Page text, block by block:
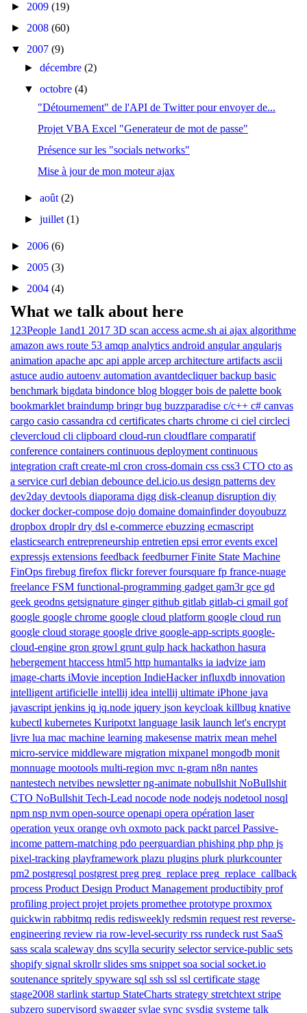
► 2009 (19)
► 2008 (60)
▼
2007 (9)
►décembre (2)
▼
octobre (4)
"Détournement" de l'API de Twitter pour envoyer de...
Projet VBA Excel "Generateur de mot de passe"
Présence sur les "socials networks"
Mise à jour de mon moteur ajax
►août (2)
►juillet (1)
► 2006 (6)
► 2005 (3)
► 2004 (4)
What we talk about here
123People 1and1 2017 3D scan access acme.sh ai ajax algorithme
amazon aws route 53 amqp analytics android angularangularjs
animation apache apc api apple arcep architecture artifacts ascii
astuce audio autoenv automation avantdecliquerbackup basic
benchmark bigdata bindonce blog bloggerbois de palette book
bookmarklet braindump bringrbug buzzparadise c/c++ c# canvas
cargo casio cassandra cd certificates charts chrome ci ciel circleci
clevercloud cli clipboard cloud-run cloudflare comparatif
conference containers continuous deployment continuous
integration craft create-ml cron cross-domain css css3 CTO cto as
a service curl debian debounce del.icio.us design patterns dev
dev2day devtools diaporama digg disk-cleanup disruption diy
dockerdocker-compose dojo domaine domainfinderdoyoubuzz
dropbox droplrdry dsl e-commerce ebuzzing ecmascript
elasticsearch entrepreneurship entretien epsi errorevents excel
expressjs extensions feedback feedburnerFinite State Machine
FinOps firebug firefox flickrforeverfoursquare fp france-nuage
freelance FSM functional-programming gadget gam3r gce gd
geek geodns getsignature ginger github gitlab gitlab-ci gmail gof
google google chrome google cloud platform google cloud run
google cloud storage google drive google-app-scripts google-
cloud-engine gron growl grunt gulp hack hackathon hasura
hebergement htaccess html5 http humantalks ia iadvize iam
image-charts iMovie inception IndieHackerinfluxdb innovation
intelligent artificielle intellij idea intellij ultimate iPhone java
javascript jenkins jq jq.node jquery json keycloak killbug knative
kubectl kubernetes Kuripotxt language lasik launch let's encrypt
livre lua mac machine learning makesense matrix mean mehel
micro-service middleware migration mixpanel mongodb monit
monnuage mootools multi-region mvc n-gram n8n nantes
nantestech netvibes newsletterng-animate nobullshit NoBullshit
CTO NoBullshit Tech-Lead nocode node nodejs nodetool nosql
npm nsp nvm open-source openapi opera opération laser
operation yeux orange ovh oxmoto pack packt parcel Passive-
income pattern-matching pdo peerguardian phishing php php js
pixel-tracking playframework plazu plugins plurk plurkcounter
pm2 postgresql postgrest preg preg_replace preg_replace_callback
process Product Design Product Management productibity prof
profiling project projet projets promethee prototype proxmox
quickwin rabbitmq redis redisweekly redsmin request rest reverse-
engineering review ria row-level-security rss rundeck rust SaaS
sass scala scaleway dns scylla security selectorservice-public sets
shopify signal skrollrslides sms snippet soa social socket.io
soutenance spritely spyware sql ssh ssl ssl certificate stage
stage2008 starlink startup StateCharts strategy stretchtext stripe
subzero supervisord swaggersylae sync sysdig systeme talk